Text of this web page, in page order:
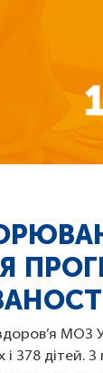
МОЗ
378 дітей.